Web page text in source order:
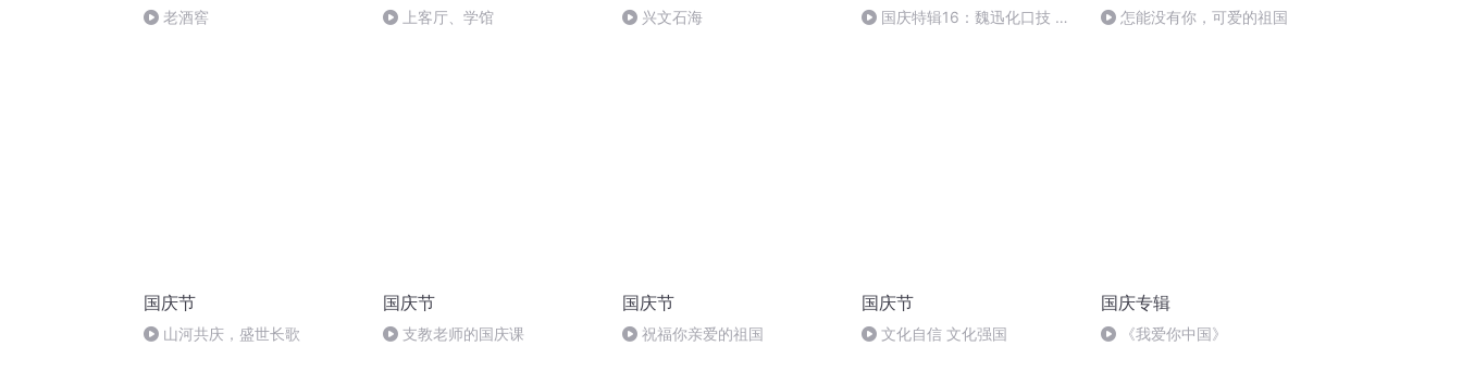
老酒窖 上客厅、学馆 兴文石海
国庆特辑16：魏迅化口技 二
怎能没有你，可爱的祖国
国庆节
山河共庆，盛世长歌
国庆节
支教老师的国庆课
国庆节
祝福你亲爱的祖国
国庆节
文化自信 文化强国
国庆专辑
《我爱你中国》